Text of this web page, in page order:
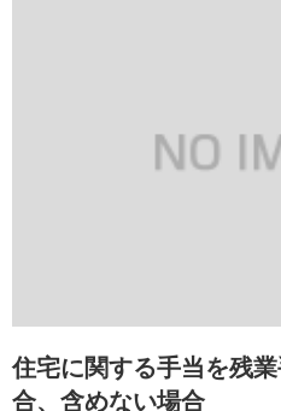
住宅に関する手当を残
合、含めない場合